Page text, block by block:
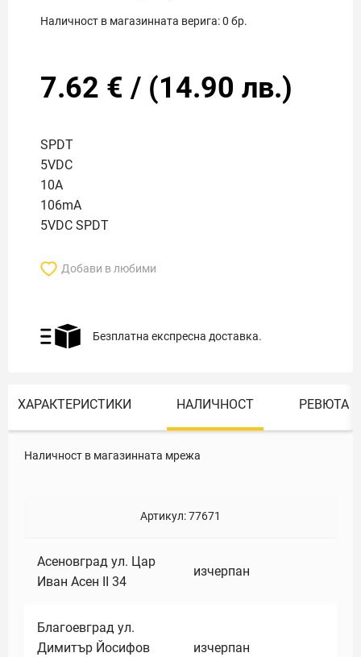
Наличност в магазинната верига:0 бр.
7.62 € / (14.90 лв.)
SPDT
5VDC
10A
106mA
5VDC SPDT
Добави в любими
Безплатна експресна доставка.
ХАРАКТЕРИСТИКИ НАЛИЧНОСТ РЕВЮТА
Наличност в магазинната мрежа
Артикул:77671
Асеновград ул. Цар
Иван Асен II 34
изчерпан
Благоевград ул.
Димитър Йосифов
изчерпан